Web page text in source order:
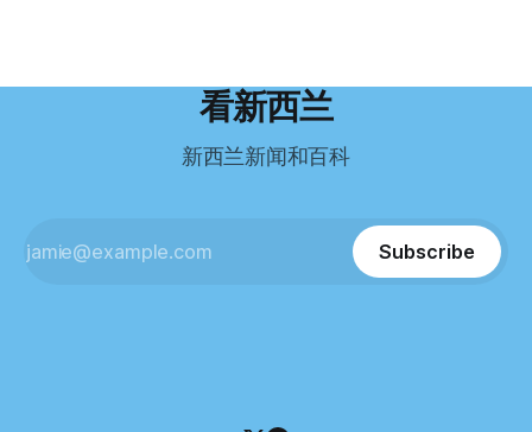
所需的英语门槛。 De Guzman选择了另一项考试——
Pearson Test of English，最终成绩是45分，而申请要求是58
纽币，员工索赔金额仍在核算中。 整体债务规模，已经逼近
这导致公司财务记录尚未完全掌握，资产处置是否合理仍待核
在核查资产出售是否符合市
看新西兰
新西兰新闻和百科
Subscribe